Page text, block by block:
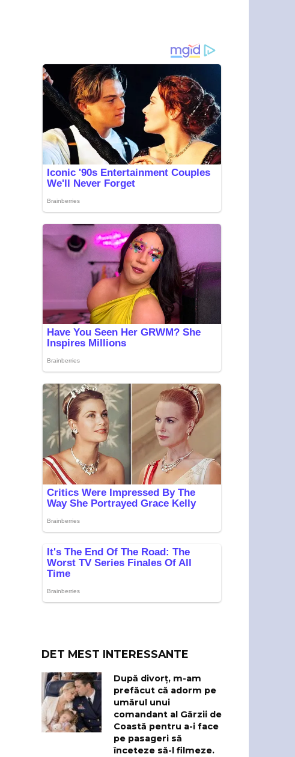
DET MEST INTERESSANTE
După divorț, m-am
prefăcut că adorm pe
umărul unui
comandant al Gărzii de
Coastă pentru a-i face
pe pasageri să
înceteze să-l filmeze.